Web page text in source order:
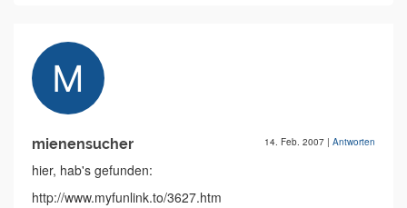
mienensucher 14. Feb. 2007 | Antworten
hier, hab's gefunden:
http://www.myfunlink.to/3627.htm